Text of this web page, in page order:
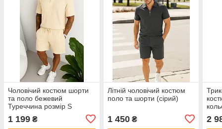
Чоловічий костюм шорти
та поло бежевий
Туреччина розмір S
1 199 ₴
Літній чоловічий костюм
поло та шорти (сірий)
1 450₴ 2